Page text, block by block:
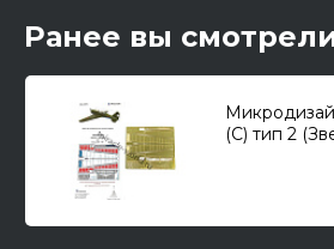
Ранее вы
(С) тип 2